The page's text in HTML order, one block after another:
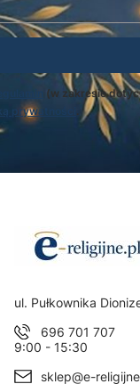
(w zakresie
prywatności .
Adres:
ul. Pułkownika
696 701 707
9:00 - 15:30
sklep@e-